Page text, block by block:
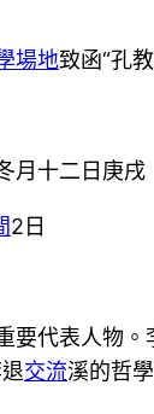
場地致函“孔
月十二日庚戌
2日
要代表人物
交流溪的哲